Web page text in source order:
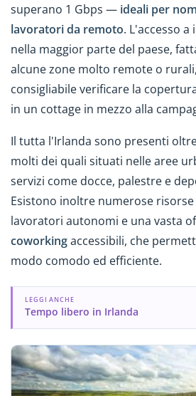
superano 1 Gbps — ideali per
lavoratori da remoto. L'accesso
nella maggior parte del paese,
alcune zone molto remote o
consigliabile verificare la
in un cottage in mezzo alla
Il tutta l'Irlanda sono presenti
molti dei quali situati nelle aree
servizi come docce, palestre e
Esistono inoltre numerose risorse
lavoratori autonomi e una vasta
coworkingaccessibili, che
modo comodo ed efficiente.
LEGGI ANCHE
Tempo libero in Irlanda